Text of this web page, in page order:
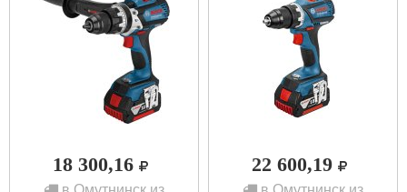
18 300,16 22 600,19